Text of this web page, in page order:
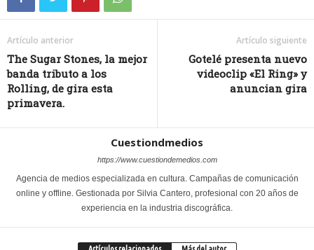
Artículo anterior
The Sugar Stones, la mejor
banda tributo a los
Rolling, de gira esta
primavera.
Artículo siguiente
Gotelé presenta nuevo
videoclip «El Ring» y
anuncian gira
Cuestiondmedios
https://www.cuestiondemedios.com
Agencia de medios especializada en cultura. Campañas de comunicación
online y offline. Gestionada por Silvia Cantero, profesional con 20 años de
experiencia en la industria discográfica.